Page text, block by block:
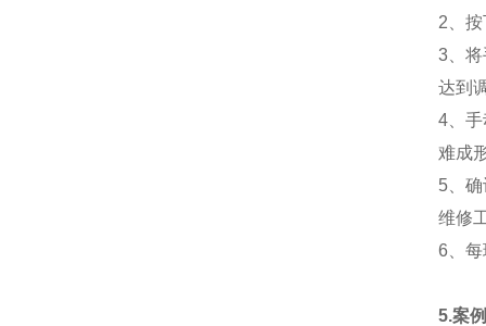
2、
3、
达到
4、
难成
5、
维修
6、
5.案